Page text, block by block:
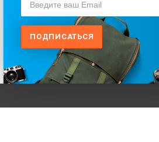
ПОДПИСАТЬСЯ